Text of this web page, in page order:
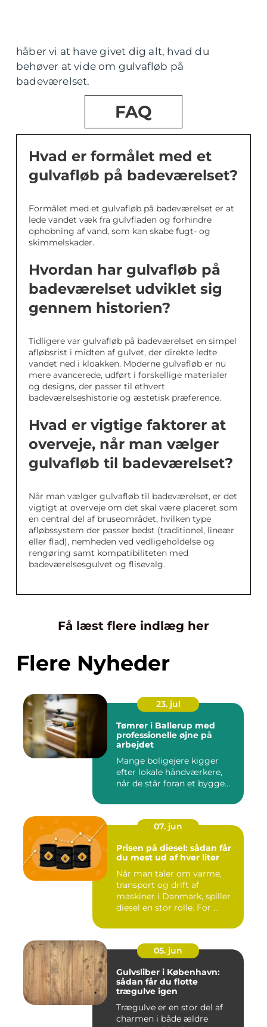
håber vi at have givet dig alt, hvad du
behøver at vide om gulvafløb på
badeværelset.
FAQ
Hvad er formålet med et
gulvafløb på badeværelset?
Formålet med et gulvafløb på badeværelset er at
lede vandet væk fra gulvfladen og forhindre
ophobning af vand, som kan skabe fugt- og
skimmelskader.
Hvordan har gulvafløb på
badeværelset udviklet sig
gennem historien?
Tidligere var gulvafløb på badeværelset en simpel
afløbsrist i midten af gulvet, der direkte ledte
vandet ned i kloakken. Moderne gulvafløb er nu
mere avancerede, udført i forskellige materialer
og designs, der passer til ethvert
badeværelseshistorie og æstetisk præference.
Hvad er vigtige faktorer at
overveje, når man vælger
gulvafløb til badeværelset?
Når man vælger gulvafløb til badeværelset, er det
vigtigt at overveje om det skal være placeret som
en central del af bruseområdet, hvilken type
afløbssystem der passer bedst (traditionel, lineær
eller flad), nemheden ved vedligeholdelse og
rengøring samt kompatibiliteten med
badeværelsesgulvet og flisevalg.
Få læst flere indlæg her
Flere Nyheder
23. jul
Tømrer i Ballerup med
professionelle øjne på
arbejdet
Mange boligejere kigger
efter lokale håndværkere,
når de står foran et bygge...
07. jun
Prisen på diesel: sådan får
du mest ud af hver liter
Når man taler om varme,
transport og drift af
maskiner i Danmark, spiller
diesel en stor rolle. For ...
05. jun
Gulvsliber i København:
sådan får du flotte
trægulve igen
Trægulve er en stor del af
charmen i både ældre